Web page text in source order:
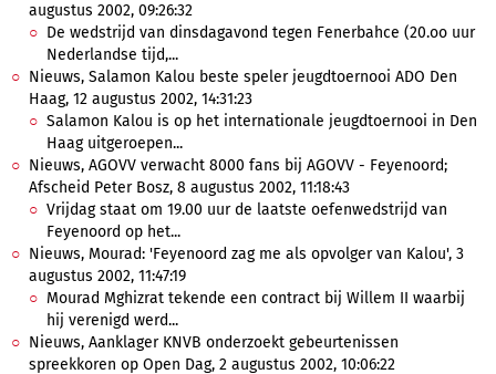
augustus 2002, 09:26:32
De wedstrijd van dinsdagavond tegen Fenerbahce (20.oo uur
Nederlandse tijd,...
Nieuws, Salamon Kalou beste speler jeugdtoernooi ADO Den
Haag, 12 augustus 2002, 14:31:23
Salamon Kalou is op het internationale jeugdtoernooi in Den
Haag uitgeroepen...
Nieuws, AGOVV verwacht 8000 fans bij AGOVV - Feyenoord;
Afscheid Peter Bosz, 8 augustus 2002, 11:18:43
Vrijdag staat om 19.00 uur de laatste oefenwedstrijd van
Feyenoord op het...
Nieuws, Mourad: 'Feyenoord zag me als opvolger van Kalou', 3
augustus 2002, 11:47:19
Mourad Mghizrat tekende een contract bij Willem II waarbij
hij verenigd werd...
Nieuws, Aanklager KNVB onderzoekt gebeurtenissen
spreekkoren op Open Dag, 2 augustus 2002, 10:06:22